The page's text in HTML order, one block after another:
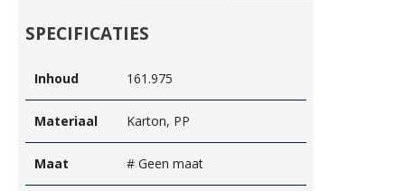
SPECIFICATIES
Inhoud 161.975
Materiaal Karton, PP
Maat # Geen maat